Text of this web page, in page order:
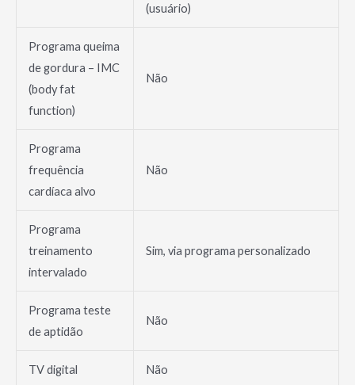
(usuário)
Programa queima
de gordura – IMC
(body fat
function)
Não
Programa
frequência
cardíaca alvo
Não
Programa
treinamento
intervalado
Sim, via programa personalizado
Programa teste
de aptidão
Não
TV digital Não